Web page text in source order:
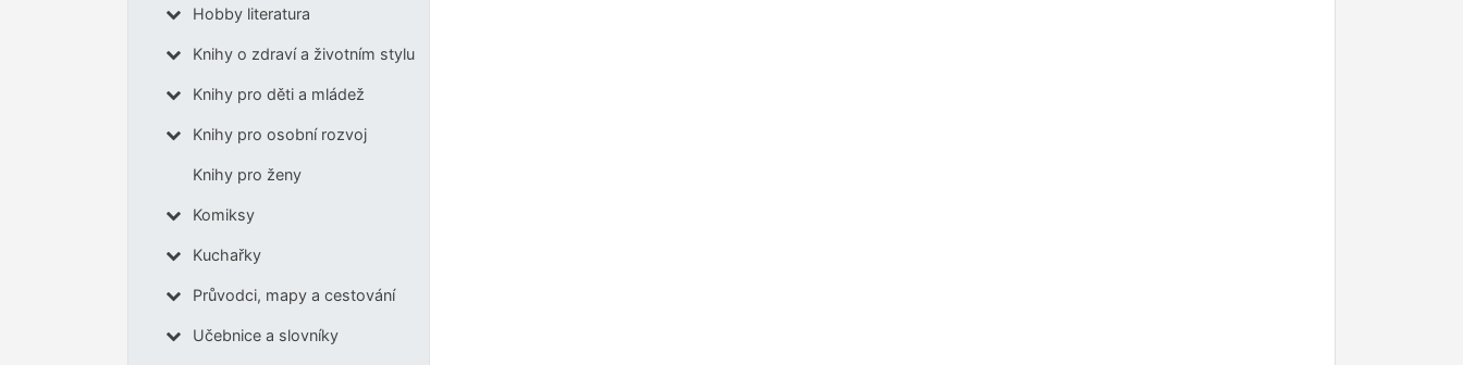
Hobby literatura
Knihy o zdraví a životním stylu
Knihy pro děti a mládež
Knihy pro osobní rozvoj
Knihy pro ženy
Komiksy
Kuchařky
Průvodci, mapy a cestování
Učebnice a slovníky